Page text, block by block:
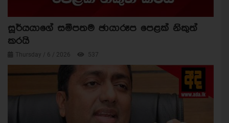
සූර්යයාගේ සමීපතම ඡායාරූප පෙළක් නිකුත්
කරයි
Thursday / 6 / 2026 537